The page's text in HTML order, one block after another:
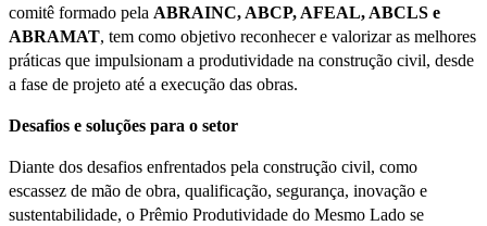
comitê formado pela ABRAINC, ABCP, AFEAL, ABCLS e
ABRAMAT, tem como objetivo reconhecer e valorizar as melhores
práticas que impulsionam a produtividade na construção civil, desde
a fase de projeto até a execução das obras.
Desafios e soluções para o setor
Diante dos desafios enfrentados pela construção civil, como
escassez de mão de obra, qualificação, segurança, inovação e
sustentabilidade, o Prêmio Produtividade do Mesmo Lado se